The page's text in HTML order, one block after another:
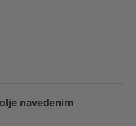
navedenim